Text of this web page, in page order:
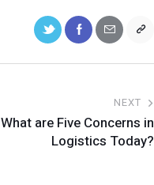
NEXT
What are Five Concerns in
Logistics Today?